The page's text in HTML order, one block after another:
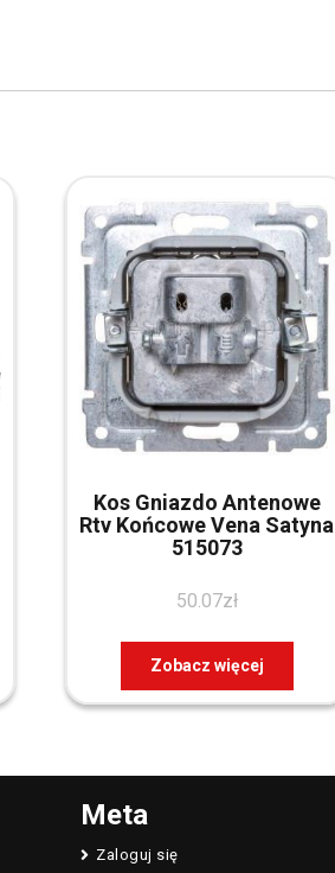
Kos Gniazdo Antenowe
Rtv Końcowe Vena Satyna
515073
50.07zł
Zobacz więcej
Meta
Zaloguj się